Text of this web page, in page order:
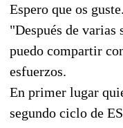
Espero que os guste.
"Después de varias
puedo compartir
esfuerzos.
En primer lugar
segundo ciclo de